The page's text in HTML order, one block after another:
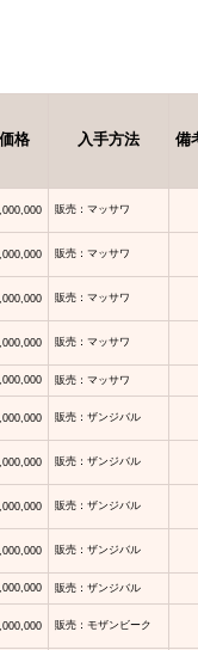
価格 入手方法 備
販売：マッサワ
販売：マッサワ
販売：マッサワ
販売：マッサワ
販売：マッサワ
販売：ザンジバル
販売：ザンジバル
販売：ザンジバル
販売：ザンジバル
販売：ザンジバル
販売：モザンビーク